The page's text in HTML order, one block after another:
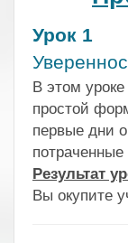
Урок 1
В этом
простой
первые дни
потраченные
Результат
Вы окупите